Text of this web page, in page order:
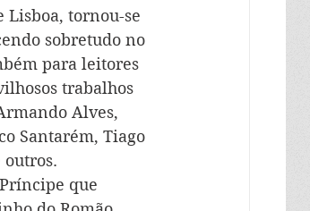
Lisboa, tornou-se
sobretudo no
para leitores
trabalhos
Alves,
Santarém, Tiago
que